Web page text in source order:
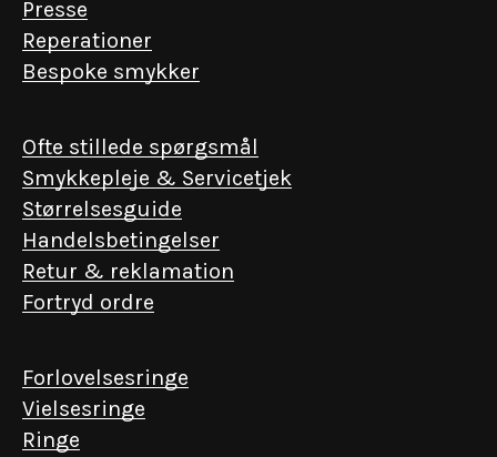
Presse
Reperationer
Bespoke smykker
Ofte stillede spørgsmål
Smykkepleje & Servicetjek
Størrelsesguide
Handelsbetingelser
Retur & reklamation
Fortryd ordre
Forlovelsesringe
Vielsesringe
Ringe